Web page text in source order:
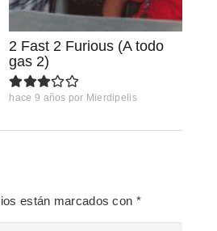
2 Fast 2 Furious (A todo
gas 2)
hace 9 años por Mierdipelis
están marcados con *